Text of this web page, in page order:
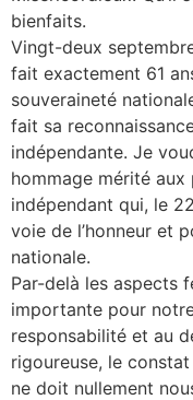
bienfaits.
Vingt-deux
fait exactement 61
souveraineté
fait sa
indépendante. Je
hommage mérité
indépendant qui, le
voie de l’honneur et
nationale.
Par-delà les aspects
importante pour
responsabilité et au
rigoureuse, le
ne doit nullement